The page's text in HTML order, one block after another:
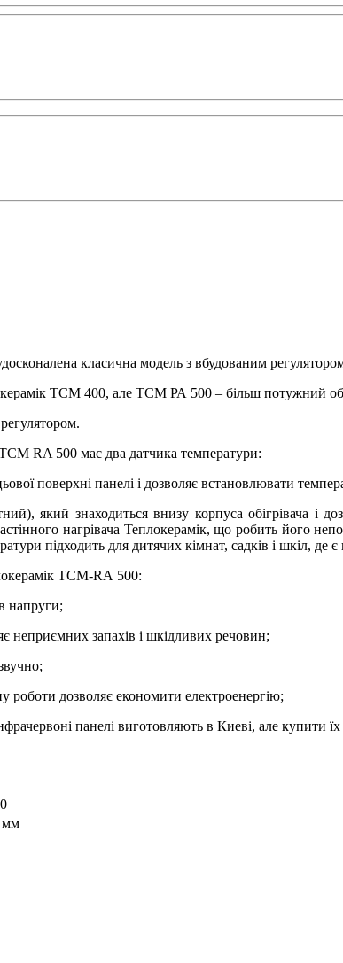
класична модель з вбудованим
ТСМ 400, але ТСМ РА 500 – більш потужний
RA 500 має два датчика температури:
поверхні панелі і дозволяє встановлювати
який знаходиться внизу корпуса обігрівача і
нагрівача Теплокерамік, що робить його
підходить для дитячих кімнат, садків і шкіл, де
ТСМ-RА 500:
напруги;
неприємних запахів і шкідливих речовин;
роботи дозволяє економити електроенергію;
панелі виготовляють в Киеві, але купити
мм